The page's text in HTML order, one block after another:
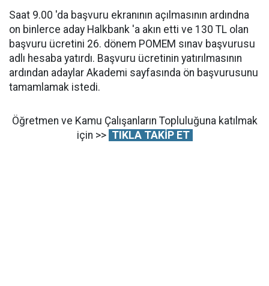
Saat 9.00 'da başvuru ekranının açılmasının ardındna
on binlerce aday Halkbank 'a akın etti ve 130 TL olan
başvuru ücretini 26. dönem POMEM sınav başvurusu
adlı hesaba yatırdı. Başvuru ücretinin yatırılmasının
ardından adaylar Akademi sayfasında ön başvurusunu
tamamlamak istedi.
Öğretmen ve Kamu Çalışanların Topluluğuna katılmak
için >> TIKLA TAKİP ET